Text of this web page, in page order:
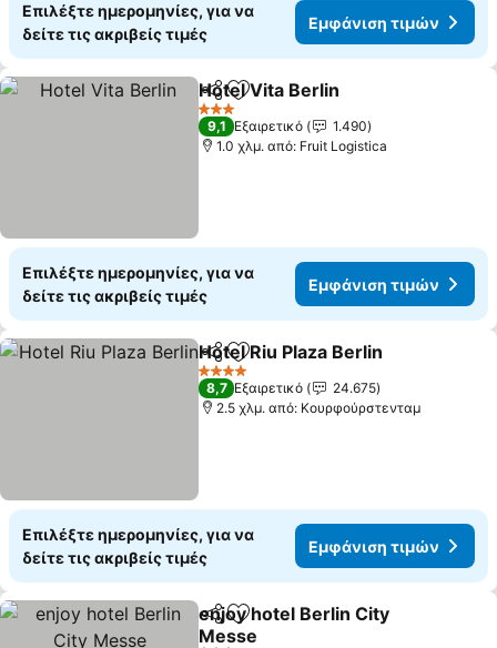
Επιλέξτε ημερομηνίες, για να
δείτε τις ακριβείς τιμές
Εμφάνιση τιμών
Κοινοποίηση
Προσθήκη στα αγαπημένα
Hotel Vita Berlin
3 Αστέρια
9,1 Εξαιρετικό
1.490
1.0 χλμ. από: Fruit Logistica
Επιλέξτε ημερομηνίες, για να
δείτε τις ακριβείς τιμές
Εμφάνιση τιμών
Κοινοποίηση
Προσθήκη στα αγαπημένα
Hotel Riu Plaza Berlin
4 Αστέρια
8,7 Εξαιρετικό
24.675
2.5 χλμ. από: Κουρφούρστενταμ
Επιλέξτε ημερομηνίες, για να
δείτε τις ακριβείς τιμές
Εμφάνιση τιμών
Κοινοποίηση
Προσθήκη στα αγαπημένα
enjoy hotel Berlin City
Messe